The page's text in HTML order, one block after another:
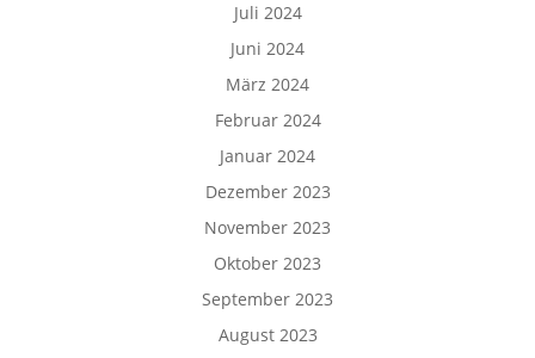
Juli 2024
Juni 2024
März 2024
Februar 2024
Januar 2024
Dezember 2023
November 2023
Oktober 2023
September 2023
August 2023